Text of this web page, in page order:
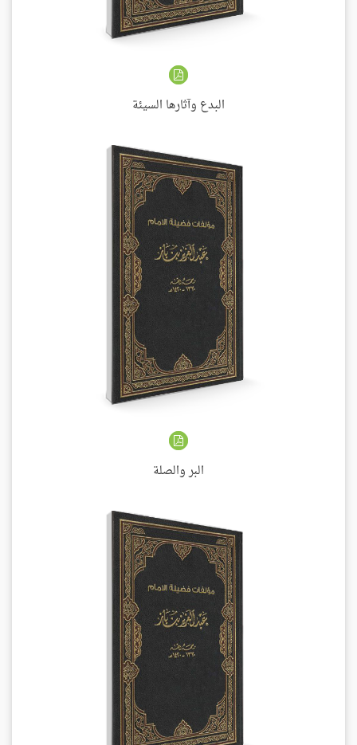
البدع وآثارها السيئة
البر والصلة